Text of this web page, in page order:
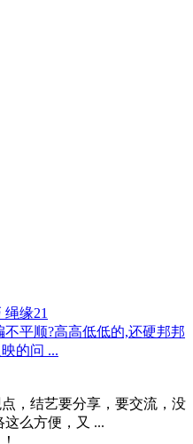
缘21
平顺?高高低低的,还硬邦邦
的问 ...
，结艺要分享，要交流，没
么方便，又 ...